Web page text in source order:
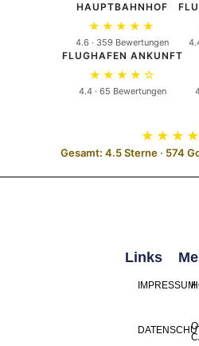
HAUPTBAHNHOF
★★★★★
4.6 · 359 Bewertungen
FLUGHAFEN ANKUNFT
★★★★☆
4.4 · 65 Bewertungen
Gesamt: 4.5 Sterne · 574
Links
IMPRESSUM